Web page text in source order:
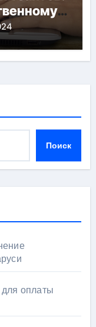
Поиск
оплаты